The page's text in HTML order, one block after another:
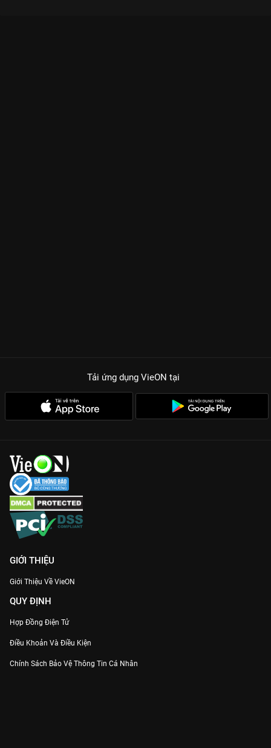
Tải ứng dụng VieON tại
GIỚI THIỆU
Giới Thiệu Về VieON
QUY ĐỊNH
Hợp Đồng Điện Tử
Điều Khoản Và Điều Kiện
Chính Sách Bảo Vệ Thông Tin Cá Nhân